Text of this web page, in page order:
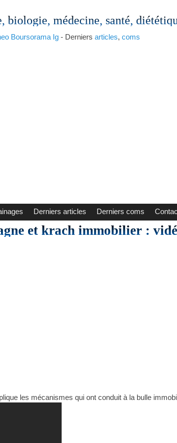
biologie, médecine, santé,
Boursorama Ig- Derniers articles, coms
Derniers articles Derniers coms
et krach immobilier :
les mécanismes qui ont conduit à la bulle